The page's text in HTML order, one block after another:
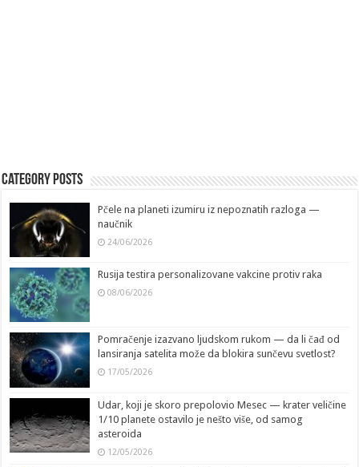
Category Posts
Pčele na planeti izumiru iz nepoznatih razloga —
naučnik
24/06/2026
Rusija testira personalizovane vakcine protiv raka
08/06/2026
Pomračenje izazvano ljudskom rukom — da li čađ od
lansiranja satelita može da blokira sunčevu svetlost?
17/05/2026
Udar, koji je skoro prepolovio Mesec — krater veličine
1/10 planete ostavilo je nešto više, od samog
asteroida
12/05/2026